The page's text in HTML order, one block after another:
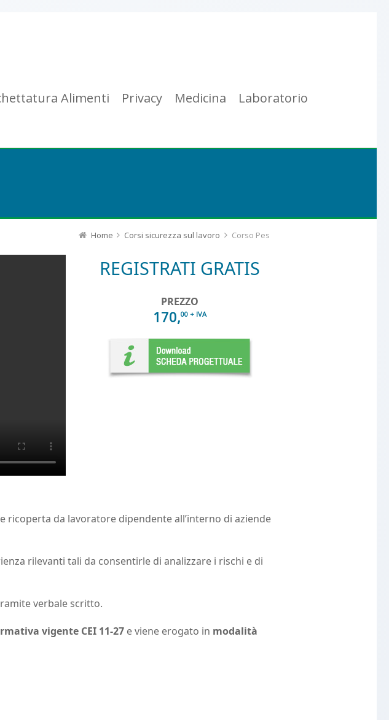
Alimenti Privacy Medicina
Laboratorio
Home Corsi sicurezza sul lavoro Corso Pes
REGISTRATI GRATIS
PREZZO
170,00 + IVA
ricoperta da lavoratore dipendente all’interno di aziende
rilevanti tali da consentirle di analizzare i rischi e di
verbale scritto.
vigente CEI 11-27 e viene erogato in modalità